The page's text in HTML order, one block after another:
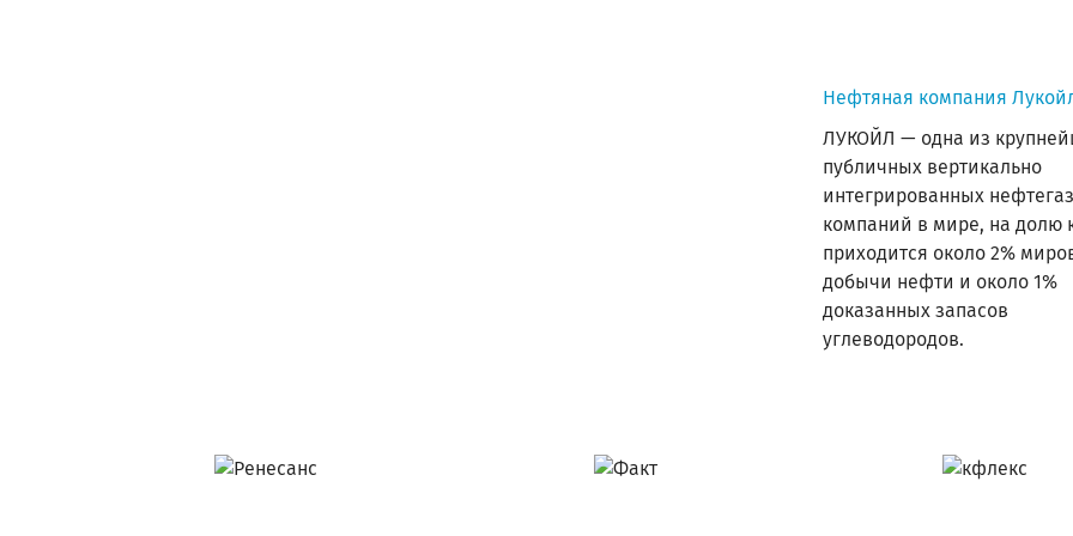
Нефтяная компания
ЛУКОЙЛ — одна из
публичных вертикально
интегрированных
компаний в мире, на долю
приходится около 2%
добычи нефти и около 1%
доказанных запасов
углеводородов.